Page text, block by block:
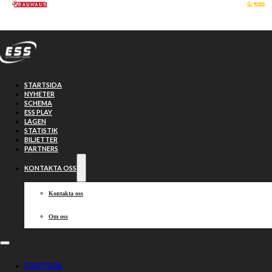
Hoppa till huvudinnehåll
STARTSIDA
NYHETER
SCHEMA
ESS PLAY
LAGEN
STATISTIK
BILJETTER
PARTNERS
KONTAKTA OSS
Kontakta oss
Om oss
STARTSIDA
Uppskjutet